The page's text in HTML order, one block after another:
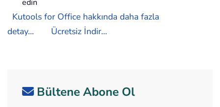
edin
Kutools for Office hakkında daha fazla
detay...
Ücretsiz İndir...
Bültene Abone Ol